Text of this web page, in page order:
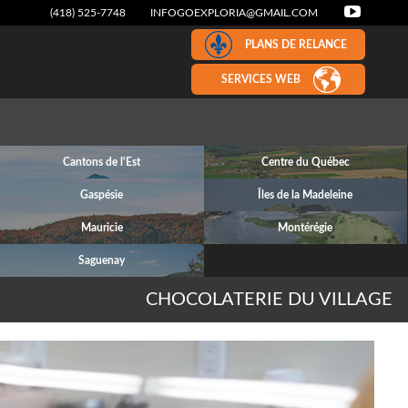
(418) 525-7748 INFOGOEXPLORIA@GMAIL.COM
PLANS DE RELANCE
SERVICES WEB
Cantons de l'Est Centre du Québec
Gaspésie Îles de la Madeleine
Mauricie Montérégie
Saguenay
CHOCOLATERIE DU VILLAGE